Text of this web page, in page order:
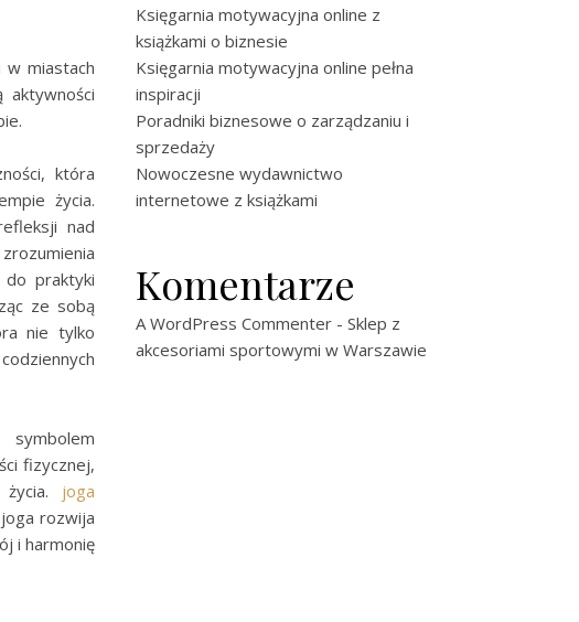
w miastach
która
życia.
nad
do praktyki
ze sobą
nie tylko
fizycznej,
joga
rozwija
i harmonię
Księgarnia motywacyjna online z
książkami o biznesie
Księgarnia motywacyjna online pełna
inspiracji
Poradniki biznesowe o zarządzaniu i
sprzedaży
Nowoczesne wydawnictwo
internetowe z książkami
Komentarze
A WordPress Commenter - Sklep z
akcesoriami sportowymi w Warszawie